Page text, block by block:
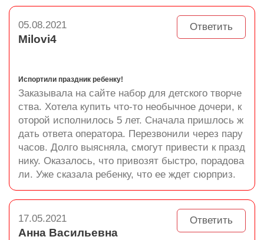
Ответить
05.08.2021
Milovi4
Испортили праздник ребенку!
Заказывала на сайте набор для детского творче
ства. Хотела купить что-то необычное дочери, к
оторой исполнилось 5 лет. Сначала пришлось ж
дать ответа оператора. Перезвонили через пару
часов. Долго выясняла, смогут привести к празд
нику. Оказалось, что привозят быстро, порадова
ли. Уже сказала ребенку, что ее ждет сюрприз.
Ответить
17.05.2021
Анна Васильевна